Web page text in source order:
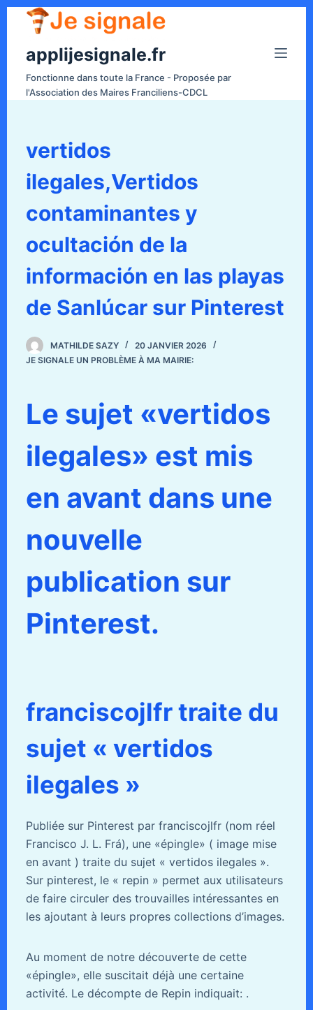
applijesignale.fr
Fonctionne dans toute la France - Proposée par
l'Association des Maires Franciliens-CDCL
vertidos
ilegales,Vertidos
contaminantes y
ocultación de la
información en las playas
de Sanlúcar sur Pinterest
MATHILDE SAZY
20 JANVIER 2026
JE SIGNALE UN PROBLÈME À MA MAIRIE:
Le sujet «vertidos
ilegales» est mis
en avant dans une
nouvelle
publication sur
Pinterest.
franciscojlfr traite du
sujet « vertidos
ilegales »
Publiée sur Pinterest par franciscojlfr (nom réel
Francisco J. L. Frá), une «épingle» ( image mise
en avant ) traite du sujet « vertidos ilegales ».
Sur pinterest, le « repin » permet aux utilisateurs
de faire circuler des trouvailles intéressantes en
les ajoutant à leurs propres collections d’images.
Au moment de notre découverte de cette
«épingle», elle suscitait déjà une certaine
activité. Le décompte de Repin indiquait: .